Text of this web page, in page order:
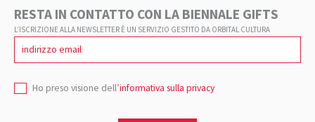
RESTA IN CONTATTO CON LA BIENNALE GIFTS
L’ISCRIZIONE ALLA NEWSLETTER È UN SERVIZIO GESTITO DA ORBITAL CULTURA
Ho preso visione dell’informativa sulla privacy